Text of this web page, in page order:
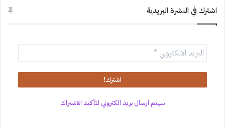
اشترك في النشرة البريدية
سيتم ارسال بريد الكتروني لتأكيد الاشتراك